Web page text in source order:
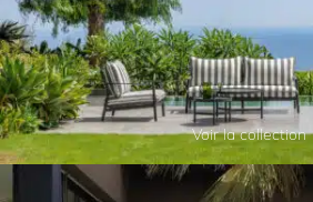
Voir la collection